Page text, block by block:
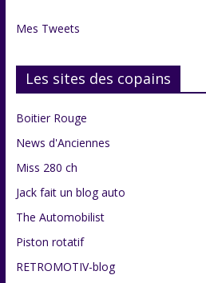
Mes Tweets
Les sites des copains
Boitier Rouge
News d'Anciennes
Miss 280 ch
Jack fait un blog auto
The Automobilist
Piston rotatif
RETROMOTIV-blog